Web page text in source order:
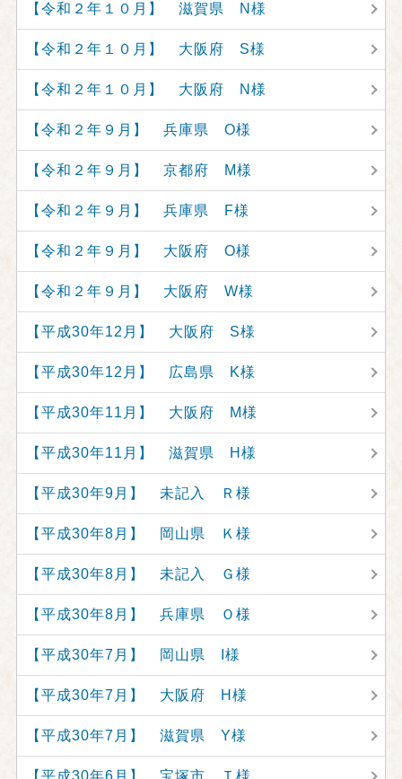
【令和２年１０月】 滋賀県 N様
【令和２年１０月】 大阪府 S様
【令和２年１０月】 大阪府 N様
【令和２年９月】 兵庫県 O様
【令和２年９月】 京都府 M様
【令和２年９月】 兵庫県 F様
【令和２年９月】 大阪府 O様
【令和２年９月】 大阪府 W様
【平成30年12月】 大阪府 S様
【平成30年12月】 広島県 K様
【平成30年11月】 大阪府 M様
【平成30年11月】 滋賀県 H様
【平成30年9月】 未記入 Ｒ様
【平成30年8月】 岡山県 Ｋ様
【平成30年8月】 未記入 Ｇ様
【平成30年8月】 兵庫県 Ｏ様
【平成30年7月】 岡山県 I様
【平成30年7月】 大阪府 H様
【平成30年7月】 滋賀県 Y様
【平成30年6月】 宝塚市 Ｔ様